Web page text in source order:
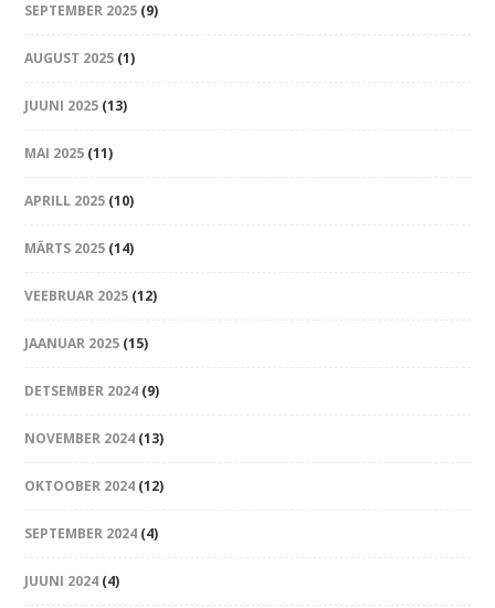
SEPTEMBER 2025 (9)
AUGUST 2025 (1)
JUUNI 2025 (13)
MAI 2025 (11)
APRILL 2025 (10)
MÄRTS 2025 (14)
VEEBRUAR 2025 (12)
JAANUAR 2025 (15)
DETSEMBER 2024 (9)
NOVEMBER 2024 (13)
OKTOOBER 2024 (12)
SEPTEMBER 2024 (4)
JUUNI 2024 (4)